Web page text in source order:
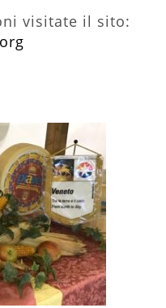
visitate il sito: